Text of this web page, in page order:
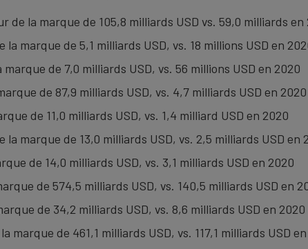
de la marque de 105,8 milliards USD vs. 59,0 milliards en
marque de 5,1 milliards USD, vs. 18 millions USD en
de 7,0 milliards USD, vs. 56 millions USD en 2020
de 87,9 milliards USD, vs. 4,7 milliards USD en 2020
de 11,0 milliards USD, vs. 1,4 milliard USD en 2020
la marque de 13,0 milliards USD, vs. 2,5 milliards USD en
de 14,0 milliards USD, vs. 3,1 milliards USD en 2020
de 574,5 milliards USD, vs. 140,5 milliards USD en
de 34,2 milliards USD, vs. 8,6 milliards USD en 2020
marque de 461,1 milliards USD, vs. 117,1 milliards USD